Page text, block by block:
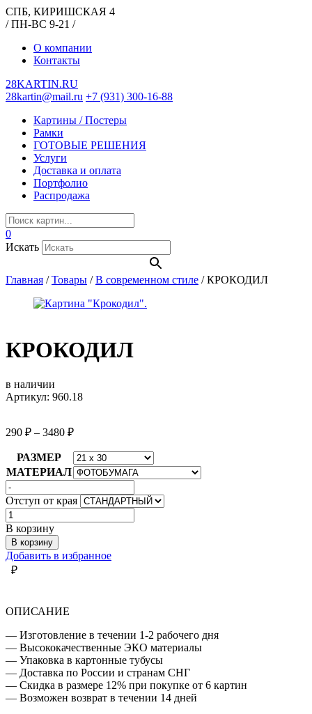
СПБ, КИРИШСКАЯ 4
/ ПН-ВС 9-21 /
О компании
Контакты
28KARTIN.RU
28kartin@mail.ru +7 (931) 300-16-88
Картины / Постеры
Рамки
ГОТОВЫЕ РЕШЕНИЯ
Услуги
Доставка и оплата
Портфолио
Распродажа
0
Искать
Главная /Товары /В современном стиле /КРОКОДИЛ
КРОКОДИЛ
в наличии
Артикул: 960.18
290 ₽ – 3480 ₽
РАЗМЕР
МАТЕРИАЛ
Отступ от края
Количество
товара
КРОКОДИЛ
В корзину
В корзину
Добавить в избранное
₽
ОПИСАНИЕ
— Изготовление в течении 1-2 рабочего дня
— Высококачественные ЭКО материалы
— Упаковка в картонные тубусы
— Доставка по России и странам СНГ
— Скидка в размере 12% при покупке от 6 картин
— Возможен возврат в течении 14 дней